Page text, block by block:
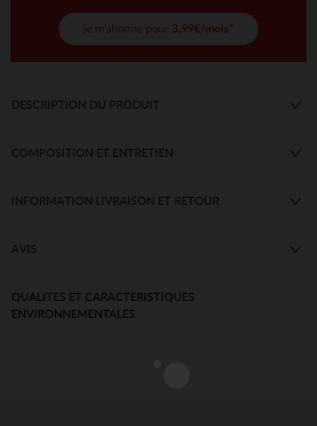
je m'abonne pour 3,99€/mois*
DESCRIPTION DU PRODUIT
COMPOSITION ET ENTRETIEN
INFORMATION LIVRAISON ET RETOUR
AVIS
QUALITES ET CARACTERISTIQUES
ENVIRONNEMENTALES